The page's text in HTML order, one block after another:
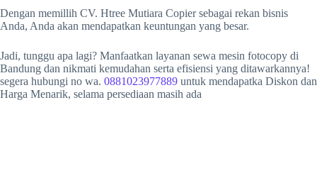
Dengan memillih CV. Htree Mutiara Copier sebagai rekan bisnis
Anda, Anda akan mendapatkan keuntungan yang besar.
Jadi, tunggu apa lagi? Manfaatkan layanan sewa mesin fotocopy di
Bandung dan nikmati kemudahan serta efisiensi yang ditawarkannya!
segera hubungi no wa. 0881023977889 untuk mendapatka Diskon dan
Harga Menarik, selama persediaan masih ada